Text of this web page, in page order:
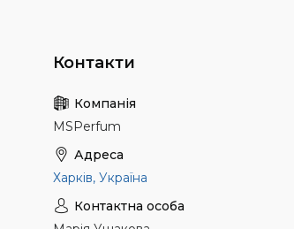
MSPerfum
Харків, Україна